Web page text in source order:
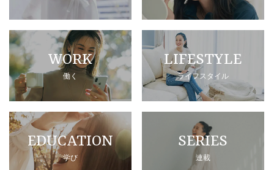
WORK
働く
LIFESTYLE
ライフスタイル
EDUCATION
学び
SERIES
連載